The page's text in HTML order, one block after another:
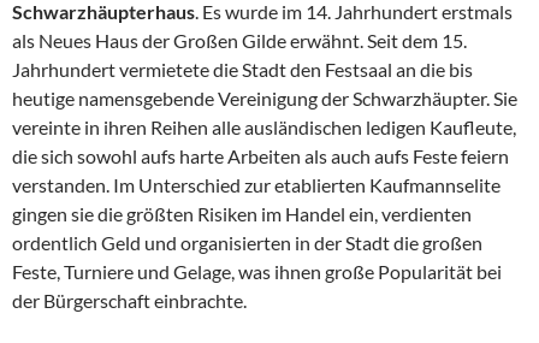
Schwarzhäupterhaus. Es wurde im 14. Jahrhundert erstmals
als Neues Haus der Großen Gilde erwähnt. Seit dem 15.
Jahrhundert vermietete die Stadt den Festsaal an die bis
heutige namensgebende Vereinigung der Schwarzhäupter. Sie
vereinte in ihren Reihen alle ausländischen ledigen Kaufleute,
die sich sowohl aufs harte Arbeiten als auch aufs Feste feiern
verstanden. Im Unterschied zur etablierten Kaufmannselite
gingen sie die größten Risiken im Handel ein, verdienten
ordentlich Geld und organisierten in der Stadt die großen
Feste, Turniere und Gelage, was ihnen große Popularität bei
der Bürgerschaft einbrachte.